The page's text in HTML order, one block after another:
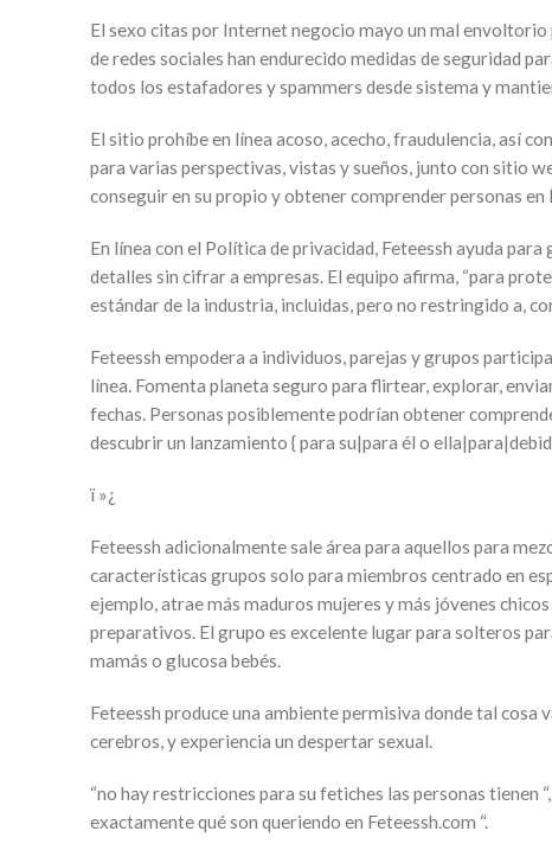
El sexo citas por Internet negocio mayo un mal
de redes sociales han endurecido medidas de seguridad
todos los estafadores y spammers desde sistema y
El sitio prohíbe en línea acoso, acecho, fraudulencia, así
para varias perspectivas, vistas y sueños, junto con sitio
conseguir en su propio y obtener comprender personas en
En línea con el Política de privacidad, Feteessh ayuda
detalles sin cifrar a empresas. El equipo afirma, “para
estándar de la industria, incluidas, pero no restringido a,
Feteessh empodera a individuos, parejas y grupos
línea. Fomenta planeta seguro para flirtear, explorar,
fechas. Personas posiblemente podrían obtener
descubrir un lanzamiento { para su|para él o
ï »¿
Feteessh adicionalmente sale área para aquellos para
características grupos solo para miembros centrado en
ejemplo, atrae más maduros mujeres y más jóvenes
preparativos. El grupo es excelente lugar para solteros
mamás o glucosa bebés.
Feteessh produce una ambiente permisiva donde tal cosa
cerebros, y experiencia un despertar sexual.
“no hay restricciones para su fetiches las personas tienen
exactamente qué son queriendo en Feteessh.com “.